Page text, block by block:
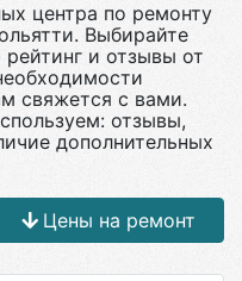
центра по ремонту
Выбирайте
рейтинг и отзывы от
свяжется с вами.
отзывы,
дополнительных
Цены на ремонт